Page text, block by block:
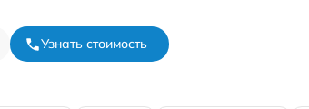
Узнать стоимость